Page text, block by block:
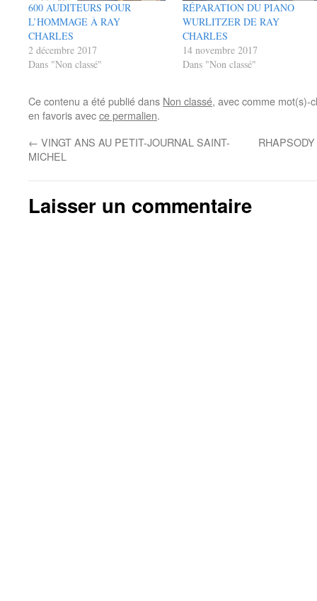
600 AUDITEURS POUR
L’HOMMAGE À RAY
CHARLES
2 décembre 2017
Dans "Non classé"
RÉPARATION DU PIANO
WURLITZER DE RAY
CHARLES
14 novembre 2017
Dans "Non classé"
Ce contenu a été publié dans Non classé, avec comme mot(s)-
en favoris avecce permalien.
← VINGT ANS AU PETIT-JOURNAL SAINT-
MICHEL
Laisser un commentaire